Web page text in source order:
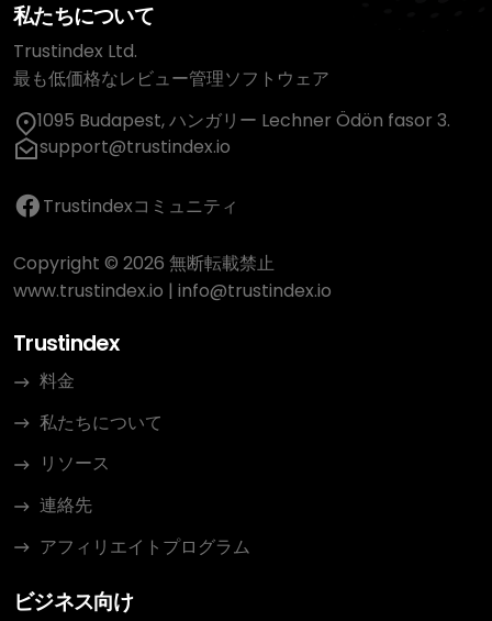
私たちについて
Trustindex Ltd.
最も低価格なレビュー管理ソフトウェア
1095 Budapest, ハンガリー Lechner Ödön fasor 3.
support@trustindex.io
Trustindexコミュニティ
Copyright © 2026 無断転載禁止
www.trustindex.io | info@trustindex.io
Trustindex
料金
私たちについて
リソース
連絡先
アフィリエイトプログラム
ビジネス向け